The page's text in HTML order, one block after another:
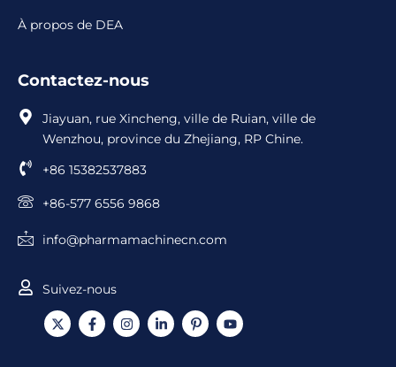
À propos de DEA
Contactez-nous
Jiayuan, rue Xincheng, ville de Ruian, ville de
Wenzhou, province du Zhejiang, RP Chine.
+86 15382537883
+86-577 6556 9868
info@pharmamachinecn.com
Suivez-nous
X
-
F
a
I
n
L
i
I
c
Y
o